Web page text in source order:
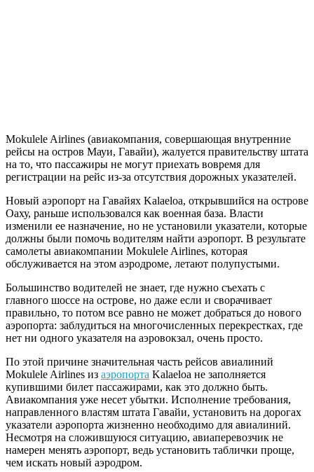
Mokulele Airlines (авиакомпания, совершающая внутренние
рейсы на остров Мауи, Гавайи), жалуется правительству штата
на то, что пассажиры не могут приехать вовремя для
регистрации на рейс из-за отсутствия дорожных указателей.
Новый аэропорт на Гавайях Kalaeloa, открывшийся на острове
Оаху, раньше использовался как военная база. Власти
изменили ее назначение, но не установили указатели, которые
должны были помочь водителям найти аэропорт. В результате
самолеты авиакомпании Mokulele Airlines, которая
обслуживается на этом аэродроме, летают полупустыми.
Большинство водителей не знает, где нужно съехать с
главного шоссе на острове, но даже если и сворачивает
правильно, то потом все равно не может добраться до нового
аэропорта: заблудиться на многочисленных перекрестках, где
нет ни одного указателя на аэровокзал, очень просто.
По этой причине значительная часть рейсов авиалиний
Mokulele Airlines из аэропорта Kalaeloa не заполняется
купившими билет пассажирами, как это должно быть.
Авиакомпания уже несет убытки. Исполнение требования,
направленного властям штата Гавайи, установить на дорогах
указатели аэропорта жизненно необходимо для авиалиний.
Несмотря на сложившуюся ситуацию, авиаперевозчик не
намерен менять аэропорт, ведь установить таблички проще,
чем искать новый аэродром.